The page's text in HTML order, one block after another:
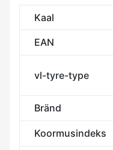
Kaal
EAN
vl-tyre-type
Bränd
Koormusindeks